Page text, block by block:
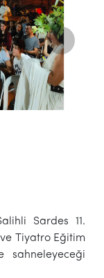
Sardes 11.
Tiyatro Eğitim
sahneleyeceği